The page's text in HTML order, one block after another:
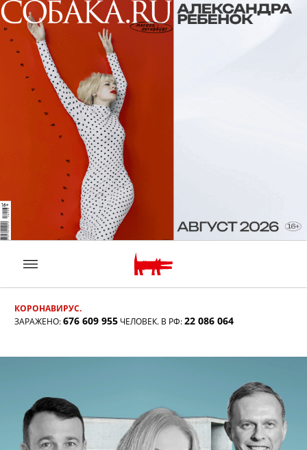
КОРОНАВИРУС.
ЗАРАЖЕНО:676 609 955 ЧЕЛОВЕК. В РФ:22 086 064